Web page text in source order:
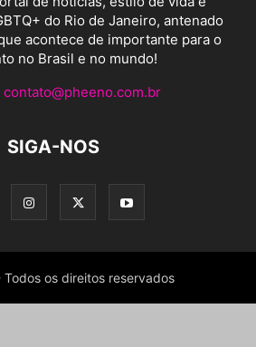
do Rio de Janeiro, antenado
acontece de importante para o
no Brasil e no mundo!
contato@pheeno.com.br
SIGA-NOS
os direitos reservados